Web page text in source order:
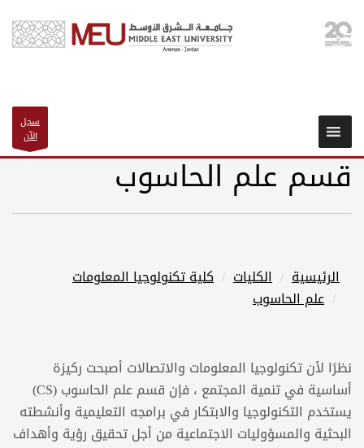
سجل
الآن
قسم علم الحاسوب
الرئيسية الكليات
كلية تكنولوجيا المعلومات
علم الحاسوب
نظرًا لأن تكنولوجيا المعلومات والاتصالات أصبحت ركيزة
أساسية في تنمية المجتمع ، فإن قسم علم الحاسوب (CS)
يستخدم التكنولوجيا والابتكار في برامجه التعليمية وأنشطته
البحثية والمسؤوليات الاجتماعية من أجل تحقيق رؤية وأهداف